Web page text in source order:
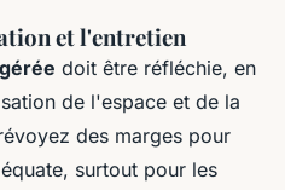
et l'entretien
doit être réfléchie, en
de l'espace et de la
des marges pour
surtout pour les